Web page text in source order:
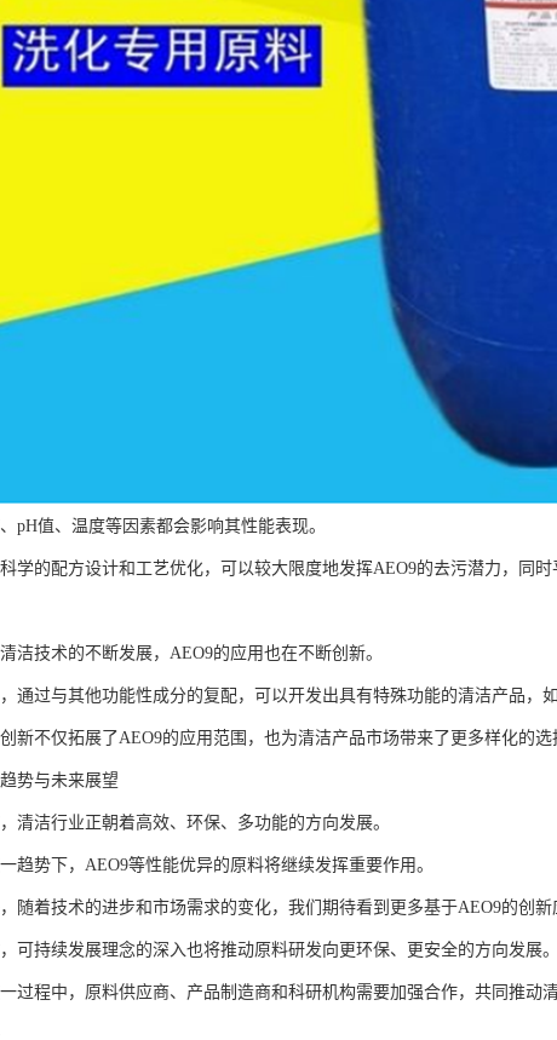
pH值、温度等因素都会影响其性能表现。
学的配方设计和工艺优化，可以较大限度地发挥AEO9的去污潜力，同
洁技术的不断发展，AEO9的应用也在不断创新。
通过与其他功能性成分的复配，可以开发出具有特殊功能的清洁产品，
新不仅拓展了AEO9的应用范围，也为清洁产品市场带来了更多样化的选
势与未来展望
清洁行业正朝着高效、环保、多功能的方向发展。
趋势下，AEO9等性能优异的原料将继续发挥重要作用。
随着技术的进步和市场需求的变化，我们期待看到更多基于AEO9的创新
可持续发展理念的深入也将推动原料研发向更环保、更安全的方向发展。
过程中，原料供应商、产品制造商和科研机构需要加强合作，共同推动